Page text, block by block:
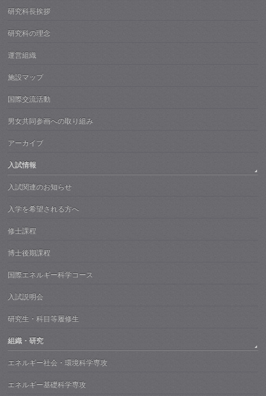
研究科長挨拶
研究科の理念
運営組織
施設マップ
国際交流活動
男女共同参画への取り組み
アーカイブ
入試情報
入試関連のお知らせ
入学を希望される方へ
修士課程
博士後期課程
国際エネルギー科学コース
入試説明会
研究生・科目等履修生
組織・研究
エネルギー社会・環境科学専攻
エネルギー基礎科学専攻